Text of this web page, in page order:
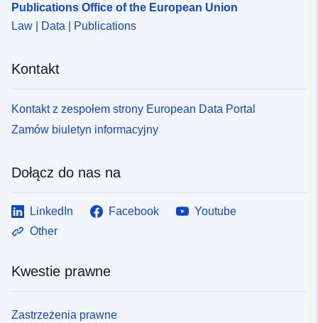
Publications Office of the European Union
Law | Data | Publications
Kontakt
Kontakt z zespołem strony European Data Portal
Zamów biuletyn informacyjny
Dołącz do nas na
LinkedIn Facebook
Youtube
Other
Kwestie prawne
Zastrzeżenia prawne